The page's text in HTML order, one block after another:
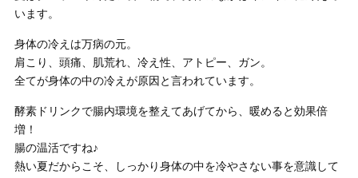
います。
身体の冷えは万病の元。
肩こり、頭痛、肌荒れ、冷え性、アトピー、ガン。
全てが身体の中の冷えが原因と言われています。
酵素ドリンクで腸内環境を整えてあげてから、暖めると効果倍
増！
腸の温活ですね♪
熱い夏だからこそ、しっかり身体の中を冷やさない事を意識して